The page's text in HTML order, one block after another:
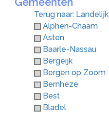
Terug naar: Landelijk
Alphen-Chaam
Asten
Baarle-Nassau
Bergeijk
Bergen op Zoom
Bernheze
Best
Bladel